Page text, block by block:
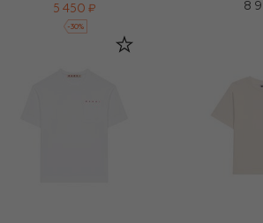
5 450 ₽
-30%
8